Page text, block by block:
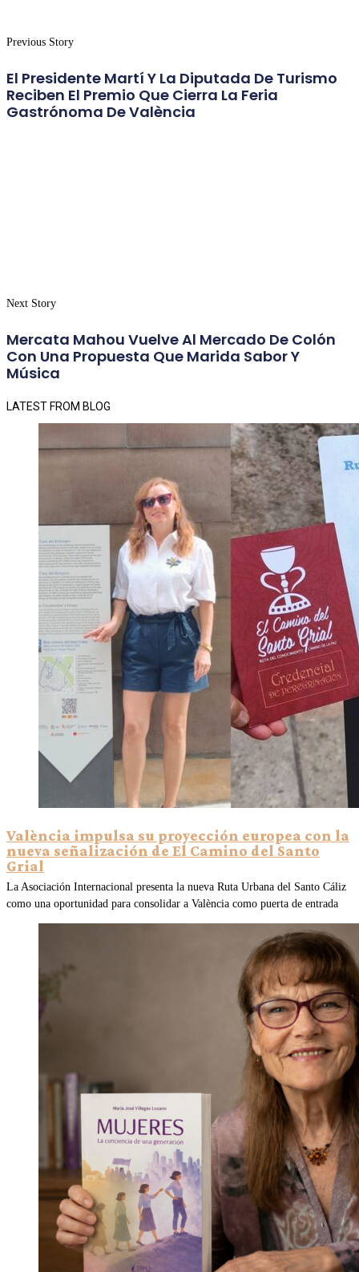
Previous Story
El Presidente Martí Y La Diputada De Turismo
Reciben El Premio Que Cierra La Feria
Gastrónoma De València
Next Story
Mercata Mahou Vuelve Al Mercado De Colón
Con Una Propuesta Que Marida Sabor Y
Música
LATEST FROM BLOG
València impulsa su proyección europea con la
nueva señalización de El Camino del Santo
Grial
La Asociación Internacional presenta la nueva Ruta Urbana del Santo Cáliz
como una oportunidad para consolidar a València como puerta de entrada